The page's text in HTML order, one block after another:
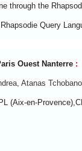
through the
Query
Ouest Nanterre :
Atanas
(Aix-en-